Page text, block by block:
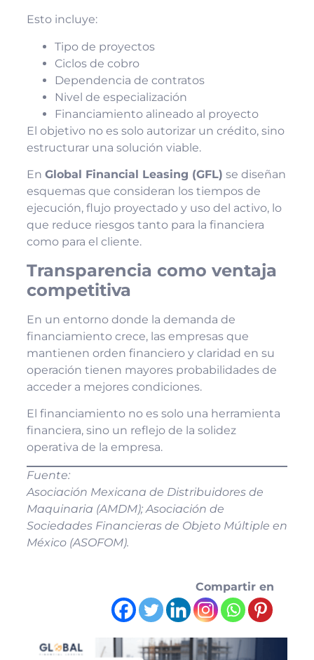
Esto incluye:
Tipo de proyectos
Ciclos de cobro
Dependencia de contratos
Nivel de especialización
Financiamiento alineado al proyecto
El objetivo no es solo autorizar un crédito, sino
estructurar una solución viable.
En Global Financial Leasing (GFL) se diseñan
esquemas que consideran los tiempos de
ejecución, flujo proyectado y uso del activo, lo
que reduce riesgos tanto para la financiera
como para el cliente.
Transparencia como ventaja
competitiva
En un entorno donde la demanda de
financiamiento crece, las empresas que
mantienen orden financiero y claridad en su
operación tienen mayores probabilidades de
acceder a mejores condiciones.
El financiamiento no es solo una herramienta
financiera, sino un reflejo de la solidez
operativa de la empresa.
Fuente:
Asociación Mexicana de Distribuidores de
Maquinaria (AMDM); Asociación de
Sociedades Financieras de Objeto Múltiple en
México (ASOFOM).
Compartir en